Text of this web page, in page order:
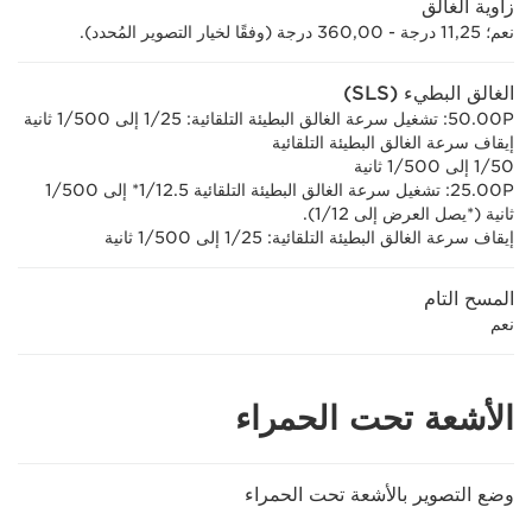
زاوية الغالق
نعم؛ 11,25 درجة - 360,00 درجة (وفقًا لخيار التصوير المُحدد).
الغالق البطيء (SLS)
50.00P: تشغيل سرعة الغالق البطيئة التلقائية: 1/25 إلى 1/500 ثانية
إيقاف سرعة الغالق البطيئة التلقائية
1/50 إلى 1/500 ثانية
25.00P: تشغيل سرعة الغالق البطيئة التلقائية 1/12.5* إلى 1/500
ثانية (*يصل العرض إلى 1/12).
إيقاف سرعة الغالق البطيئة التلقائية: 1/25 إلى 1/500 ثانية
المسح التام
نعم
الأشعة تحت الحمراء
وضع التصوير بالأشعة تحت الحمراء